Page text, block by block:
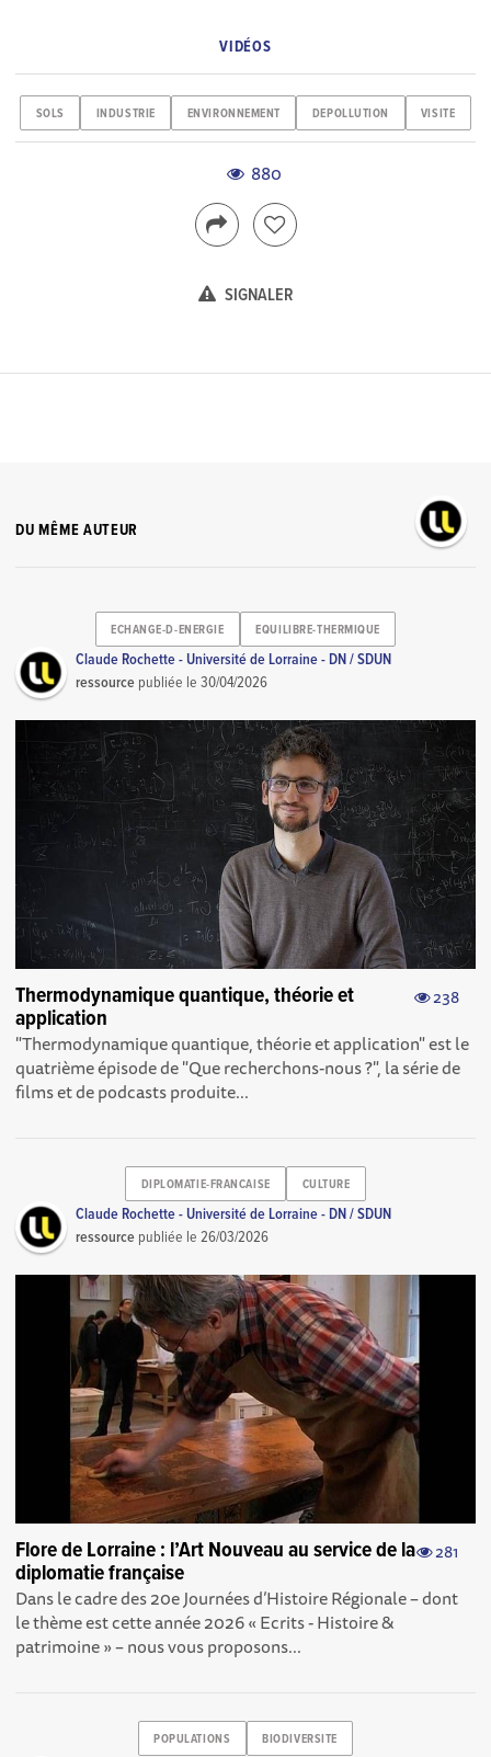
VIDÉOS
SOLS INDUSTRIE ENVIRONNEMENT DEPOLLUTION VISITE
880
SIGNALER
DU MÊME AUTEUR
ECHANGE-D-ENERGIE EQUILIBRE-THERMIQUE
Claude Rochette - Université de Lorraine - DN / SDUN
ressource publiée le30/04/2026
238
Thermodynamique quantique, théorie et
application
"Thermodynamique quantique, théorie et application" est le
quatrième épisode de "Que recherchons-nous ?", la série de
films et de podcasts produite...
DIPLOMATIE-FRANCAISE CULTURE
Claude Rochette - Université de Lorraine - DN / SDUN
ressource publiée le26/03/2026
281
Flore de Lorraine : l’Art Nouveau au service de la
diplomatie française
Dans le cadre des 20e Journées d’Histoire Régionale – dont
le thème est cette année 2026 « Ecrits - Histoire &
patrimoine » – nous vous proposons...
POPULATIONS BIODIVERSITE